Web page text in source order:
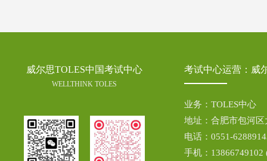
威尔思TOLES中国考试中心
WELLTHINK TOLES
考试中心运营：威
业务：TOLES中心
地址：合肥市包河
电话：0551-
手机：13866749102